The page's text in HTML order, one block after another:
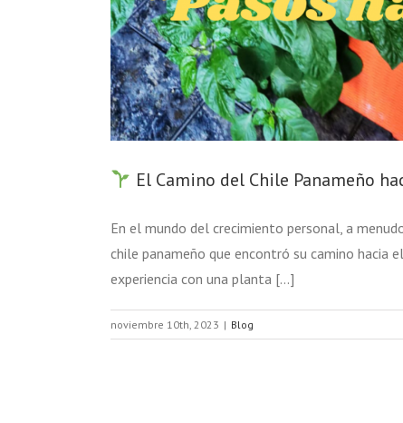
El Camino del Chile Panameño
En el mundo del crecimiento personal, a
chile panameño que encontró su camino hacia
experiencia con una planta [...]
noviembre 10th, 2023 | Blog